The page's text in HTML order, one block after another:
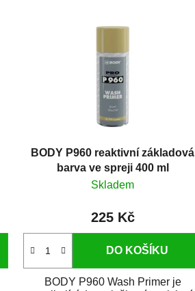
BODY P960 reaktivní základová
barva ve spreji 400 ml
Skladem
225 Kč
DO KOŠÍKU
BODY P960 Wash Primer je